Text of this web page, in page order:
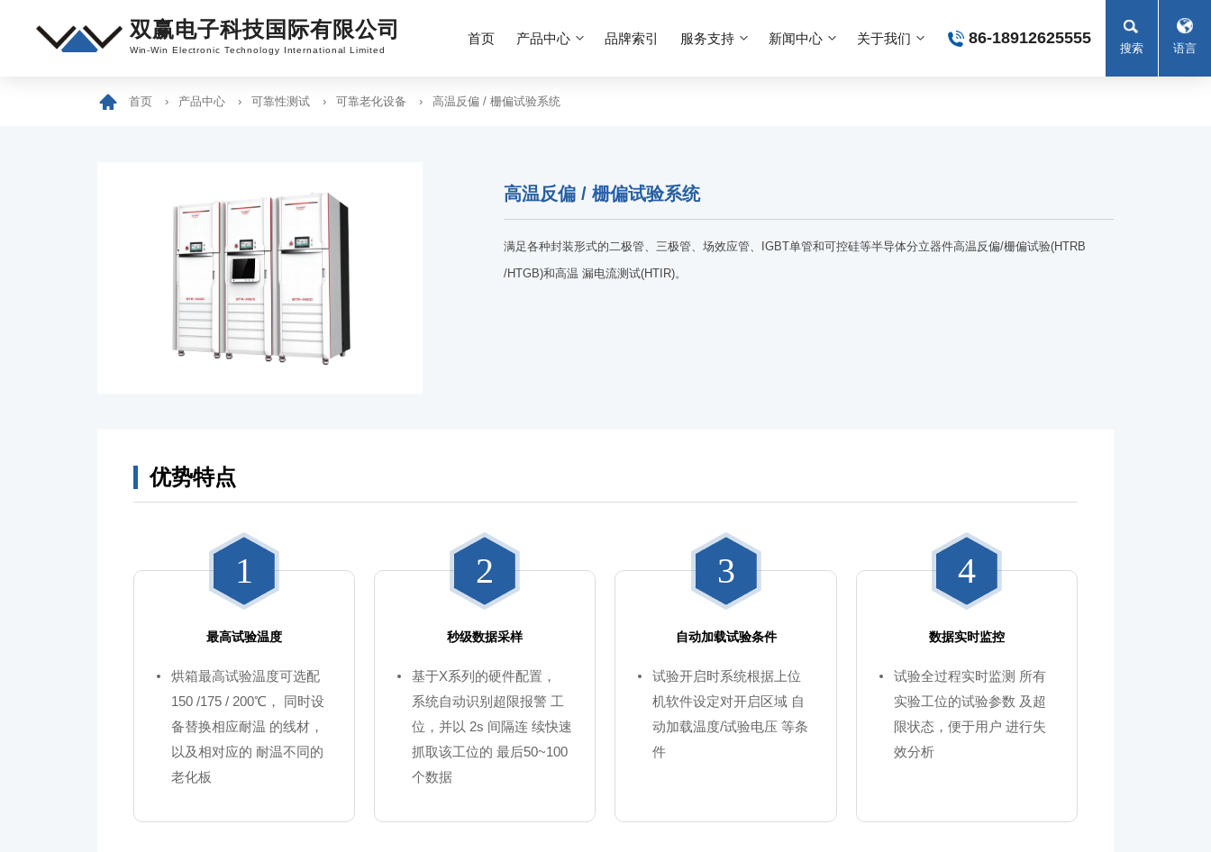
双赢电子科技国际有限公司
Win-Win Electronic Technology International Limited 搜索 语言
86-18912625555
首页 产品中心 品牌索引 服务支持 新闻中心 关于我们
首页 产品中心 可靠性测试 可靠老化设备 高温反偏 / 栅偏试验系统
高温反偏 / 栅偏试验系统
满足各种封装形式的二极管、三极管、场效应管、IGBT单管和可控硅等半导体分立器件高温反偏/栅偏试验(HTRB
/HTGB)和高温 漏电流测试(HTIR)。
优势特点
1
最高试验温度
烘箱最高试验温度可选配
150 /175 / 200℃， 同时设
备替换相应耐温 的线材，
以及相对应的 耐温不同的
老化板
2
秒级数据采样
基于X系列的硬件配置，
系统自动识别超限报警 工
位，并以 2s 间隔连 续快速
抓取该工位的 最后50~100
个数据
3
自动加载试验条件
试验开启时系统根据上位
机软件设定对开启区域 自
动加载温度/试验电压 等条
件
4
数据实时监控
试验全过程实时监测 所有
实验工位的试验参数 及超
限状态，便于用户 进行失
效分析